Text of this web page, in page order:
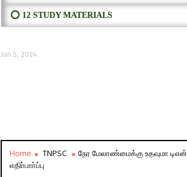
⭕ 12 STUDY MATERIALS
Jun 5, 2024
Home TNPSC
நேர மேலாண்மைக்கு உதவுமா
எதிா்பாா்ப்பு